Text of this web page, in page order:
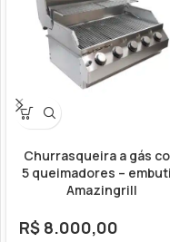
Churrasqueira a gás
5 queimadores –
Amazingrill
R$ 8.000,00